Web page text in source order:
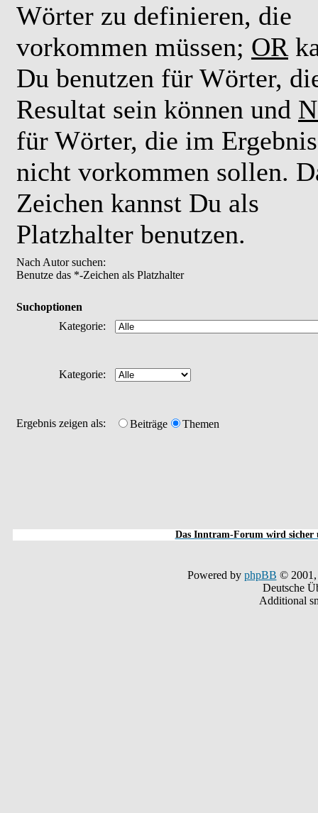
Wörter zu definieren, die
vorkommen müssen; OR
Du benutzen für Wörter,
Resultat sein können und
für Wörter, die im Ergebnis
nicht vorkommen sollen.
Zeichen kannst Du als
Platzhalter benutzen.
Nach Autor suchen:
Benutze das *-Zeichen als Platzhalter
Suchoptionen
Kategorie:
Kategorie:
Ergebnis zeigen als: Beiträge Themen
Das Inntram-Forum wird sicher
Powered by phpBB © 2001,
Deutsche
Additional